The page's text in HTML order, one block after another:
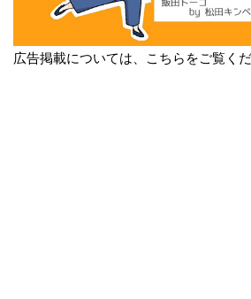
広告掲載については、こちらをご覧くだ